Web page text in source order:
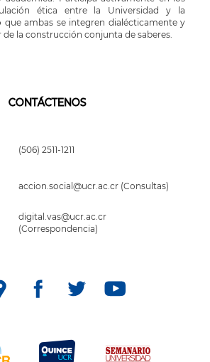
ética entre la Universidad y la
que ambas se integren dialécticamente y
la construcción conjunta de saberes.
CONTÁCTENOS
(506) 2511-1211
accion.social@ucr.ac.cr (Consultas)
digital.vas@ucr.ac.cr
(Correspondencia)